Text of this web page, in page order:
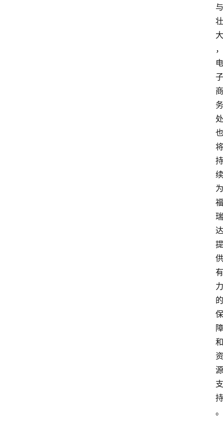
与
壮
大
，
电
子
商
务
处
也
将
持
续
为
福
瑞
达
提
供
有
力
的
保
障
和
资
源
支
持
。